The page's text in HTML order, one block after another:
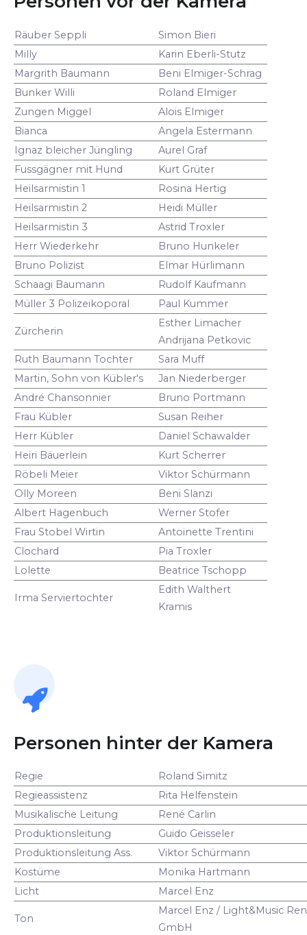
Räuber Seppli
Simon Bieri
Milly
Karin Eberli-Stutz
Margrith Baumann
Beni Elmiger-Schrag
Bunker Willi
Roland Elmiger
Zungen Miggel
Alois Elmiger
Bianca
Angela Estermann
Ignaz bleicher Jüngling
Aurel Graf
Fussgägner mit Hund
Kurt Grüter
Heilsarmistin 1
Rosina Hertig
Heilsarmistin 2
Heidi Müller
Heilsarmistin 3
Astrid Troxler
Herr Wiederkehr
Bruno Hunkeler
Bruno Polizist
Elmar Hürlimann
Schaagi Baumann
Rudolf Kaufmann
Müller 3 Polizeikoporal
Paul Kummer
Zürcherin
Esther Limacher
Andrijana Petkovic
Ruth Baumann Tochter
Sara Muff
Martin, Sohn von Kübler's
Jan Niederberger
André Chansonnier
Bruno Portmann
Frau Kübler
Susan Reiher
Herr Kübler
Daniel Schawalder
Heiri Bäuerlein
Kurt Scherrer
Röbeli Meier
Viktor Schürmann
Olly Moreen
Beni Slanzi
Albert Hagenbuch
Werner Stofer
Frau Stobel Wirtin
Antoinette Trentini
Clochard
Pia Troxler
Lolette
Beatrice Tschopp
Irma Serviertochter
Edith Walthert
Kramis
Personen hinter der Kamera
Regie
Roland Simitz
Regieassistenz
Rita Helfenstein
Musikalische Leitung
René Carlin
Produktionsleitung
Guido Geisseler
Produktionsleitung Ass.
Viktor Schürmann
Kostüme
Monika Hartmann
Licht
Marcel Enz
Ton
Marcel Enz / Light&Music
GmbH